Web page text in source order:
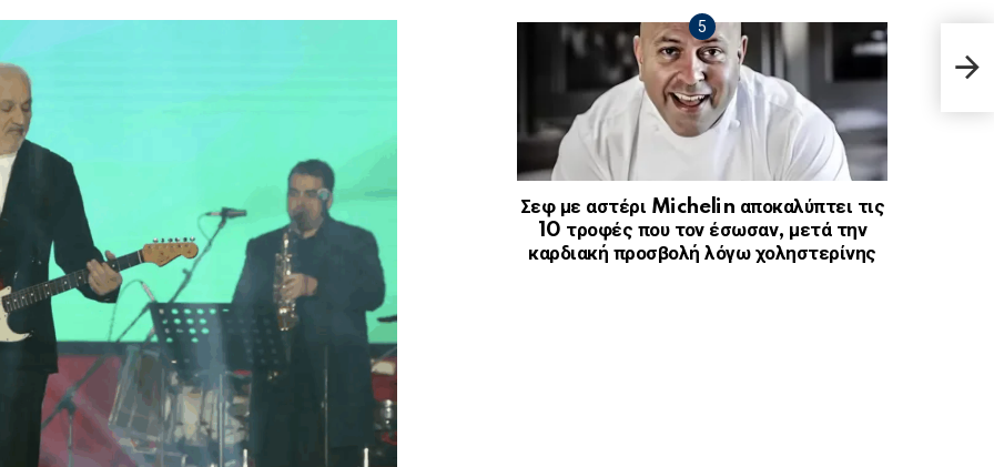
που
45
Σεφ με αστέρι Michelin αποκαλύπτει τις
10 τροφές που τον έσωσαν, μετά την
καρδιακή προσβολή λόγω χοληστερίνης